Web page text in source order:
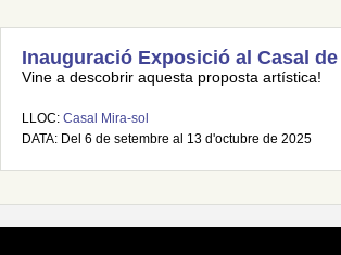
Inauguració Exposició al Casal de
Vine a descobrir aquesta proposta artística!
LLOC: Casal Mira-sol
DATA: Del 6 de setembre al 13 d'octubre de 2025